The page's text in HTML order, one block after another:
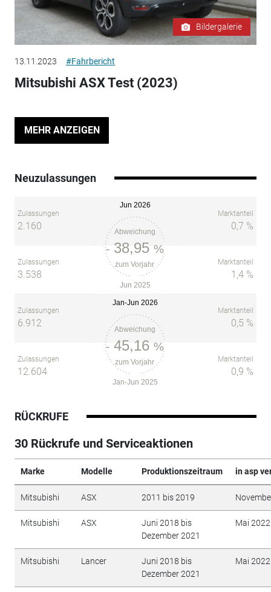
Bildergalerie
13.11.2023 #Fahrbericht
Mitsubishi ASX Test (2023)
MEHR ANZEIGEN
Neuzulassungen
Zulassungen
2.160 Abweichung
-38,95%
zum Vorjahr
Jun 2026
Marktanteil
0,7 %
Zulassungen
3.538
Jun 2025
Marktanteil
1,4 %
Zulassungen
6.912
Abweichung
-45,16%
zum Vorjahr
Jan-Jun 2026
Marktanteil
0,5 %
Zulassungen
12.604
Jan-Jun 2025
Marktanteil
0,9 %
RÜCKRUFE
30 Rückrufe und Serviceaktionen
Marke Modelle Produktionszeitraum in asp
Mitsubishi ASX 2011 bis 2019
Mitsubishi ASX
Juni 2018 bis
Dezember 2021
Mai 2022
Mitsubishi Lancer
Juni 2018 bis
Dezember 2021
Mai 2022